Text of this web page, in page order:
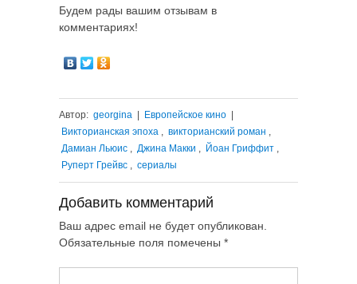
Будем рады вашим отзывам в
комментариях!
Автор: georgina | Европейское кино |
Викторианская эпоха , викторианский роман ,
Дамиан Льюис , Джина Макки , Йоан Гриффит ,
Руперт Грейвс , сериалы
Добавить комментарий
Ваш адрес email не будет опубликован.
Обязательные поля помечены *